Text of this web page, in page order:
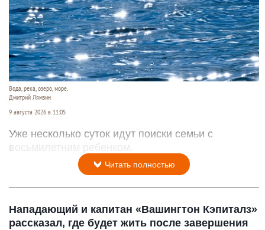
Вода, река, озеро, море.
Дмитрий Лямзин
9 августа 2026 в 11:05
Уже несколько суток идут поиски семьи с
восьмилетним ребенком.
Читать полностью
Нападающий и капитан «Вашингтон Кэпиталз»
рассказал, где будет жить после завершения